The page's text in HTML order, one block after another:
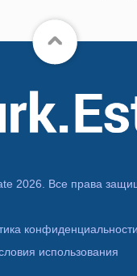
2026. Все права
конфиденциальности
использования